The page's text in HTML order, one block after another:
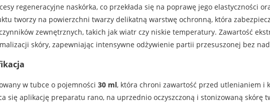
regeneracyjne naskórka, co przekłada się na poprawę jego elastyczności
tworzy na powierzchni twarzy delikatną warstwę ochronną, która
zewnętrznych, takich jak wiatr czy niskie temperatury. Zawartość
skóry, zapewniając intensywne odżywienie partii przesuszonej bez
w tubce o pojemności 30 ml, która chroni zawartość przed utlenianiem i
się aplikację preparatu rano, na uprzednio oczyszczoną i stonizowaną skórę